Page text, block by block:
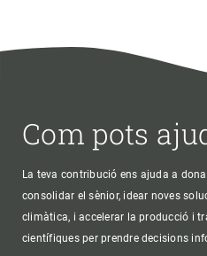
Com pots
La teva contribució ens ajuda a
consolidar el sènior, idear noves
climàtica, i accelerar la producció i
científiques per prendre decisions